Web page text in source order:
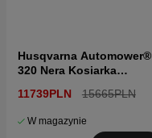
Husqvarna Automower®
320 Nera Kosiarka
11739PLN 15665PLN
W magazynie